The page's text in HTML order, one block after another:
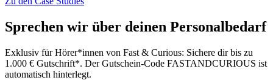
Sprechen wir über deinen Personalbedarf
Exklusiv für Hörer*innen von Fast & Curious: Sichere dir bis zu
1.000 € Gutschrift*. Der Gutschein-Code FASTANDCURIOUS ist
automatisch hinterlegt.